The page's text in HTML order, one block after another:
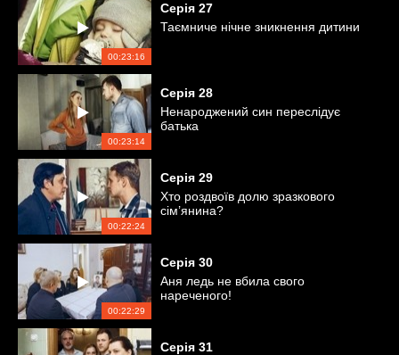
00:23:16
Серія 27
Таємниче нічне зникнення дитини
00:23:14
Серія 28
Ненароджений син переслідує
батька
00:22:24
Серія 29
Хто роздвоїв долю зразкового
сім’янина?
00:22:29
Серія 30
Аня ледь не вбила свого
нареченого!
Серія 31